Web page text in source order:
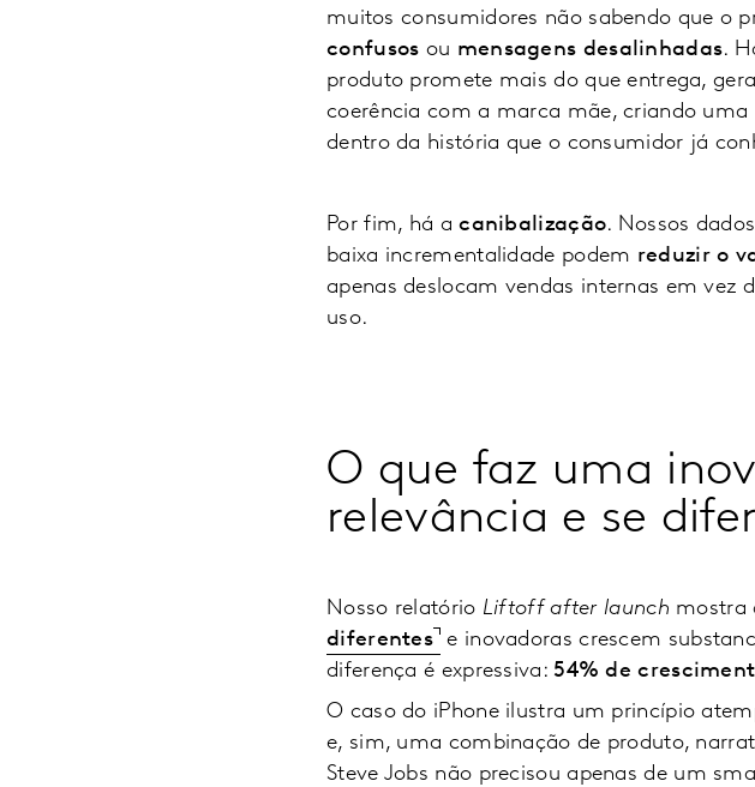
muitos consumidores não sabendo que o
confusos ou mensagens desalinhadas.
produto promete mais do que entrega,
coerência com a marca mãe, criando
dentro da história que o consumidor já
Por fim, há acanibalização. Nossos
baixa incrementalidade podem reduzir o
apenas deslocam vendas internas em vez
uso.
O que faz uma
relevância e se
Nosso relatório Liftoff after launch mostra
diferentes e inovadoras crescem
diferença é expressiva: 54% de
O caso do iPhone ilustra um princípio
e, sim, uma combinação de produto,
Steve Jobs não precisou apenas de um